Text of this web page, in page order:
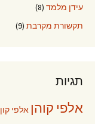
עידן מלמד (8)
תקשורת מקרבת (9)
תגיות
אלפי קוהן אלפי קון